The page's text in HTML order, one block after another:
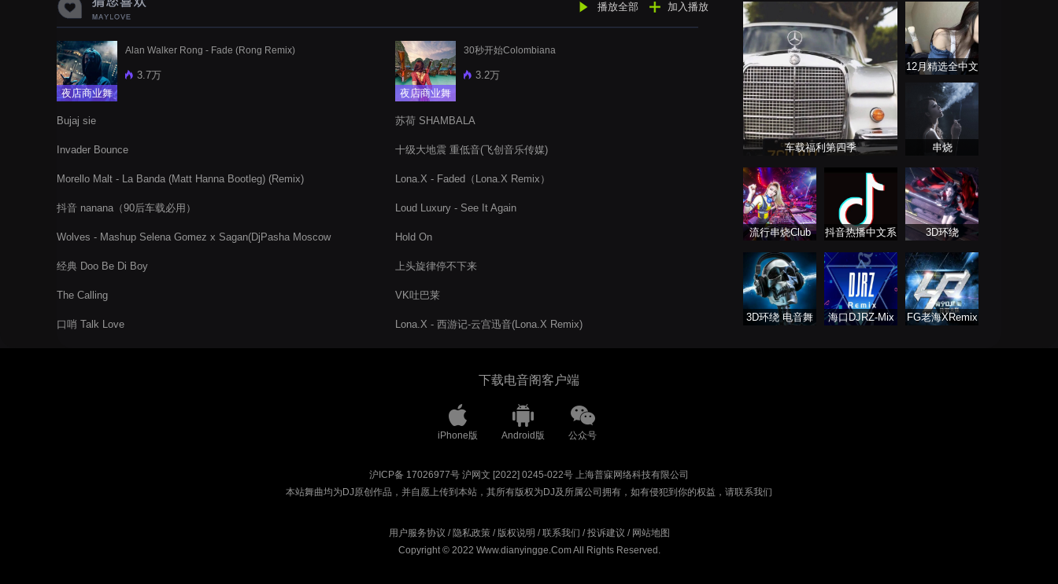
播放全部 加入播放
夜店商业舞
Alan Walker Rong - Fade (Rong Remix)
3.7万
Bujaj sie
Invader Bounce
Morello Malt - La Banda (Matt Hanna Bootleg) (Remix)
抖音 nanana（90后车载必用）
Wolves - Mashup Selena Gomez x Sagan(DjPasha Moscow
经典 Doo Be Di Boy
The Calling
口哨 Talk Love
夜店商业舞
30秒开始Colombiana
3.2万
苏荷 SHAMBALA
十级大地震 重低音(飞创音乐传媒)
Lona.X - Faded（Lona.X Remix）
Loud Luxury - See It Again
Hold On
上头旋律停不下来
VK吐巴莱
Lona.X - 西游记-云宫迅音(Lona.X Remix)
车载福利第四季
12月精选全中文
DJ舞曲系列
串烧
流行串烧Club
抖音热播中文系
3D环绕
3D环绕 电音舞
海口DJRZ-Mix
FG老海XRemix
下载电音阁客户端
iPhone版 Android版 公众号
沪ICP备 17026977号 沪网文 [2022] 0245-022号 上海普寐网络科技有限公司
本站舞曲均为DJ原创作品，并自愿上传到本站，其所有版权为DJ及所属公司拥有，如有侵犯到你的权益，请联系我们
用户服务协议 / 隐私政策/ 版权说明 /联系我们 /投诉建议 / 网站地图
Copyright © 2022 Www.dianyingge.Com All Rights Reserved.